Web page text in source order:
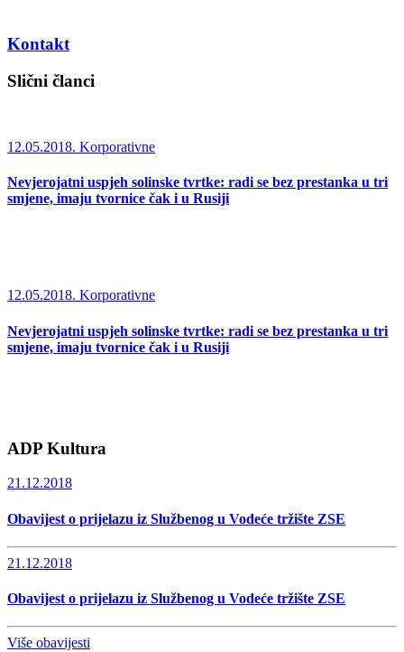
Kontakt
Slični članci
12.05.2018. Korporativne
Nevjerojatni uspjeh solinske tvrtke: radi se bez prestanka u tri
smjene, imaju tvornice čak i u Rusiji
12.05.2018. Korporativne
Nevjerojatni uspjeh solinske tvrtke: radi se bez prestanka u tri
smjene, imaju tvornice čak i u Rusiji
ADP Kultura
21.12.2018
Obavijest o prijelazu iz Službenog u Vodeće tržište ZSE
21.12.2018
Obavijest o prijelazu iz Službenog u Vodeće tržište ZSE
Više obavijesti